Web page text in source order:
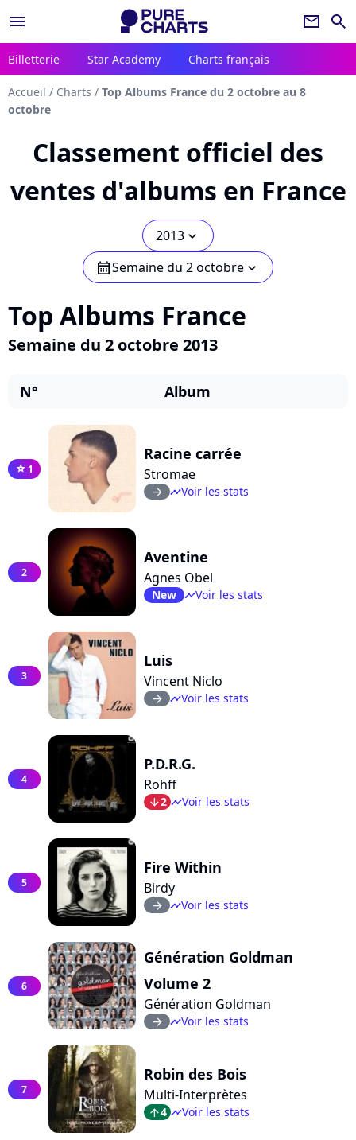
menu newsletter search
Billetterie Star Academy Charts français
Accueil / Charts / Top Albums France du 2 octobre au 8
octobre
Classement officiel des
ventes d'albums en France
2013 chevron_bot
calendarSemaine du 2 octobre chevron_bot
Top Albums France
Semaine du 2 octobre 2013
N° Album
star 1
Racine carrée
Stromae
arrow_right timelineVoir les stats
2
Aventine
Agnes Obel
New timelineVoir les stats
3
Luis
Vincent Niclo
arrow_right timelineVoir les stats
4
P.D.R.G.
Rohff
arrow_bot2 timelineVoir les stats
5
Fire Within
Birdy
arrow_right timelineVoir les stats
6
Génération Goldman
Volume 2
Génération Goldman
arrow_right timelineVoir les stats
7
Robin des Bois
Multi-Interprètes
arrow_top4 timelineVoir les stats